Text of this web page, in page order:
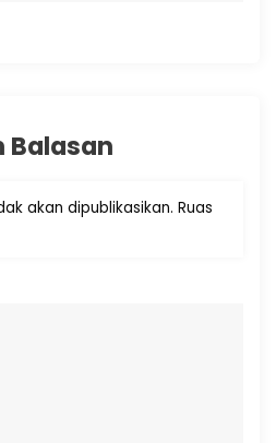
Balasan
akan dipublikasikan. Ruas